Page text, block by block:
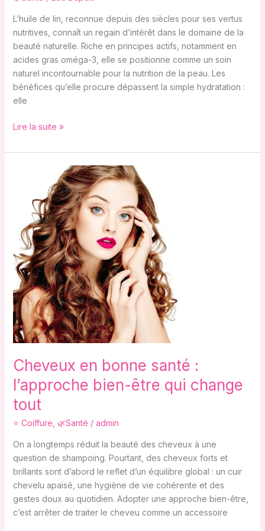
L’huile de lin, reconnue depuis des siècles pour ses vertus
nutritives, connaît un regain d’intérêt dans le domaine de la
beauté naturelle. Riche en principes actifs, notamment en
acides gras oméga-3, elle se positionne comme un soin
naturel incontournable pour la nutrition de la peau. Les
bénéfices qu’elle procure dépassent la simple hydratation :
elle
Lire la suite »
Cheveux en bonne santé :
l’approche bien-être qui change
tout
⭐ Coiffure 🌿Santé / admin
On a longtemps réduit la beauté des cheveux à une
question de shampoing. Pourtant, des cheveux forts et
brillants sont d’abord le reflet d’un équilibre global : un cuir
chevelu apaisé, une hygiène de vie cohérente et des
gestes doux au quotidien. Adopter une approche bien-être,
c’est arrêter de traiter le cheveu comme un accessoire
bonne
santé
l’approche
bien-
être
qui
change
tout